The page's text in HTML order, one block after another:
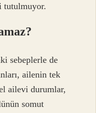
tutulmuyor.
sebeplerle de
ailenin tek
ailevi durumlar,
somut